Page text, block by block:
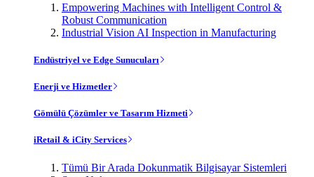
Empowering Machines with Intelligent Control &
Robust Communication
Industrial Vision AI Inspection in Manufacturing
Endüstriyel ve Edge Sunucuları
Enerji ve Hizmetler
Gömülü Çözümler ve Tasarım Hizmeti
iRetail & iCity Services
Tümü Bir Arada Dokunmatik Bilgisayar Sistemleri